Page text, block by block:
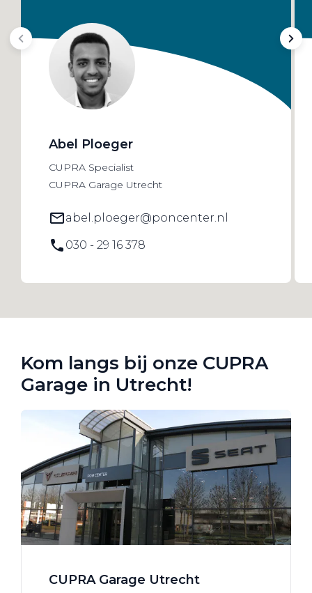
Abel Ploeger
CUPRA Specialist
CUPRA Garage Utrecht
abel.ploeger@poncenter.nl
030 - 29 16 378
Kom langs bij onze CUPRA
Garage in Utrecht!
CUPRA Garage Utrecht